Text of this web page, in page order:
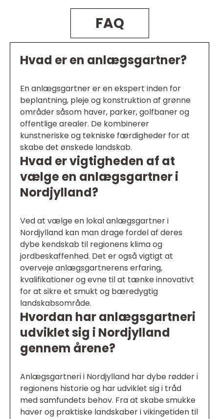
FAQ
Hvad er en anlægsgartner?
En anlægsgartner er en ekspert inden for
beplantning, pleje og konstruktion af grønne
områder såsom haver, parker, golfbaner og
offentlige arealer. De kombinerer
kunstneriske og tekniske færdigheder for at
skabe det ønskede landskab.
Hvad er vigtigheden af at
vælge en anlægsgartner i
Nordjylland?
Ved at vælge en lokal anlægsgartner i
Nordjylland kan man drage fordel af deres
dybe kendskab til regionens klima og
jordbeskaffenhed. Det er også vigtigt at
overveje anlægsgartnerens erfaring,
kvalifikationer og evne til at tænke innovativt
for at sikre et smukt og bæredygtig
landskabsområde.
Hvordan har anlægsgartneri
udviklet sig i Nordjylland
gennem årene?
Anlægsgartneri i Nordjylland har dybe rødder i
regionens historie og har udviklet sig i tråd
med samfundets behov. Fra at skabe smukke
haver og praktiske landskaber i vikingetiden til